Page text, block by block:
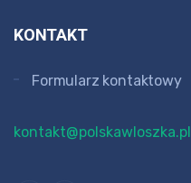
KONTAKT
Formularz kontaktowy
kontakt@polskawloszka.pl